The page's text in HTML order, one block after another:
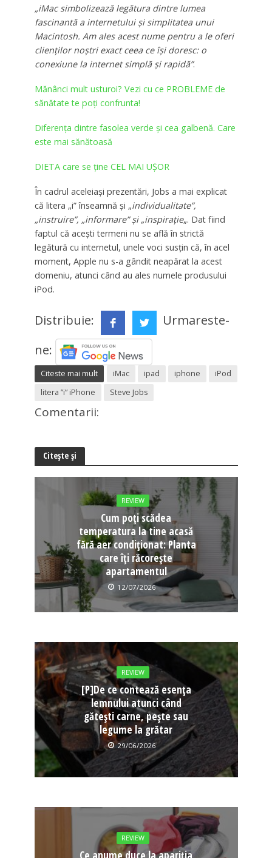
„iMac simbolizează legătura dintre lumea
fascinantă a internetului şi simplitatea unui
Macintosh. Am ales acest nume pentru a le oferi
clienţilor noştri exact ceea ce îşi doresc: o
conexiune la internet simplă şi rapidă”.
Mănânci mult usturoi? Vezi cu ce PROBLEME de
sănătate te poți confrunta!
Diferenţa dintre fasolea verde şi cea galbenă. Care
este mai sănătoasă
DIETA care se ține CEL MAI UȘOR
În cadrul aceleiaşi prezentări, Jobs a mai explicat
că litera „i” înseamnă şi „individualitate”,
„instruire”, „informare” şi „inspiraţie„. Dat fiind
faptul că aceşti termeni nu se află în strictă
legătură cu internetul, unele voci susţin că, în acel
moment, Apple nu s-a gândit neapărat la acest
domeniu, atunci când au ales numele produsului
iPod.
Distribuie:
Urmareste-
ne:
Citeste mai mult iMac ipad iphone
iPod
litera ”i” iPhone
Steve Jobs
Comentarii:
Citește și
REVIEW
Cum poți scădea
temperatura la tine acasă
fără aer condiționat: Planta
care îți răcorește
apartamentul
12/07/2026
REVIEW
[P]De ce contează esența
lemnului atunci când
gătești carne, pește sau
legume la grătar
29/06/2026
REVIEW
Ce anume duce la apariția